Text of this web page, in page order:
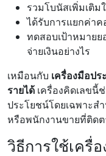
รวมโบนัสเพิ่มเติ
ได้รับการแยกค่า
ทดสอบเป้าหมาย
จ่ายเงินอย่างไร
เหมือนกับ เครื่องมือปร
รายได้ เครื่องคิดเลขนี้
ประโยชน์โดยเฉพาะส
หรือพนักงานขายที่ติด
วิธีการใช้เครื่